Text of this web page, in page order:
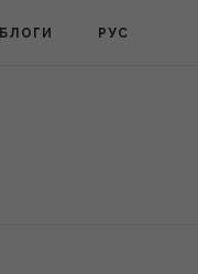
БЛОГИ РУС